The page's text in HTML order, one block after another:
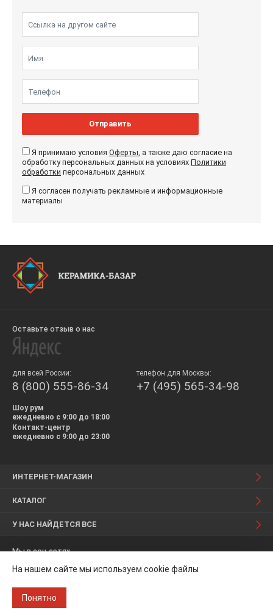
Отправить
Я принимаю условия Оферты, а также даю согласие на
обработку персональных данных на условиях Политики
обработки персональных данных
Я согласен получать рекламные и информационные
материалы
Оставьте отзыв о нас
Мы в соц.сетях
для всей России:
8 (800) 555-86-34
телефон для Москвы:
+7 (495) 565-34-98
Шоу рум
ежедневно с 9:00 до 18:00
Контакт-центр
ежедневно с 9:00 до 23:00
ИНТЕРНЕТ-МАГАЗИН
КАТАЛОГ
У НАС НАЙДЕТСЯ ВСЕ
© 2008 — 2026 Керамика-Базар. [TW]
На нашем сайте мы используем cookie файлы
Понятно